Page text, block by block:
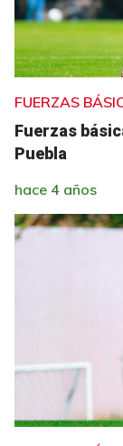
FUERZAS
Fuerzas
Puebla
hace 4 años